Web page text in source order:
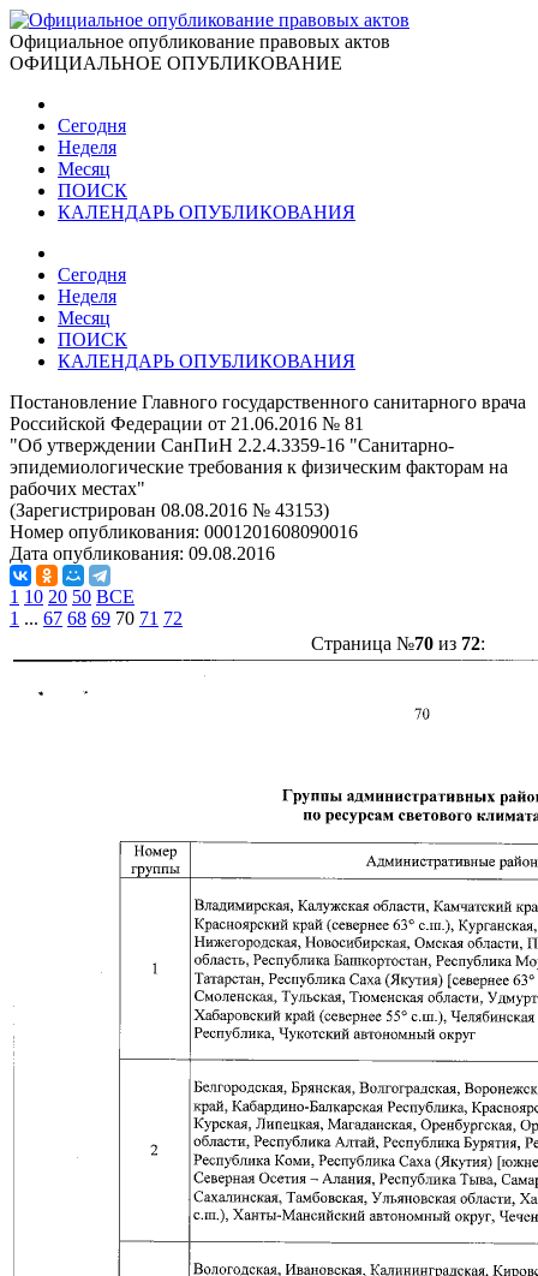
Официальное опубликование правовых актов
ОФИЦИАЛЬНОЕ ОПУБЛИКОВАНИЕ
Сегодня
Неделя
Месяц
ПОИСК
КАЛЕНДАРЬ ОПУБЛИКОВАНИЯ
Сегодня
Неделя
Месяц
ПОИСК
КАЛЕНДАРЬ ОПУБЛИКОВАНИЯ
Постановление Главного государственного санитарного врача
Российской Федерации от 21.06.2016 № 81
"Об утверждении СанПиН 2.2.4.3359-16 "Санитарно-
эпидемиологические требования к физическим факторам на
рабочих местах"
(Зарегистрирован 08.08.2016 № 43153)
Номер опубликования: 0001201608090016
Дата опубликования: 09.08.2016
1 10 20 50 ВСЕ
1 ... 67 68 69 70 71 72
Страница №70из 72: